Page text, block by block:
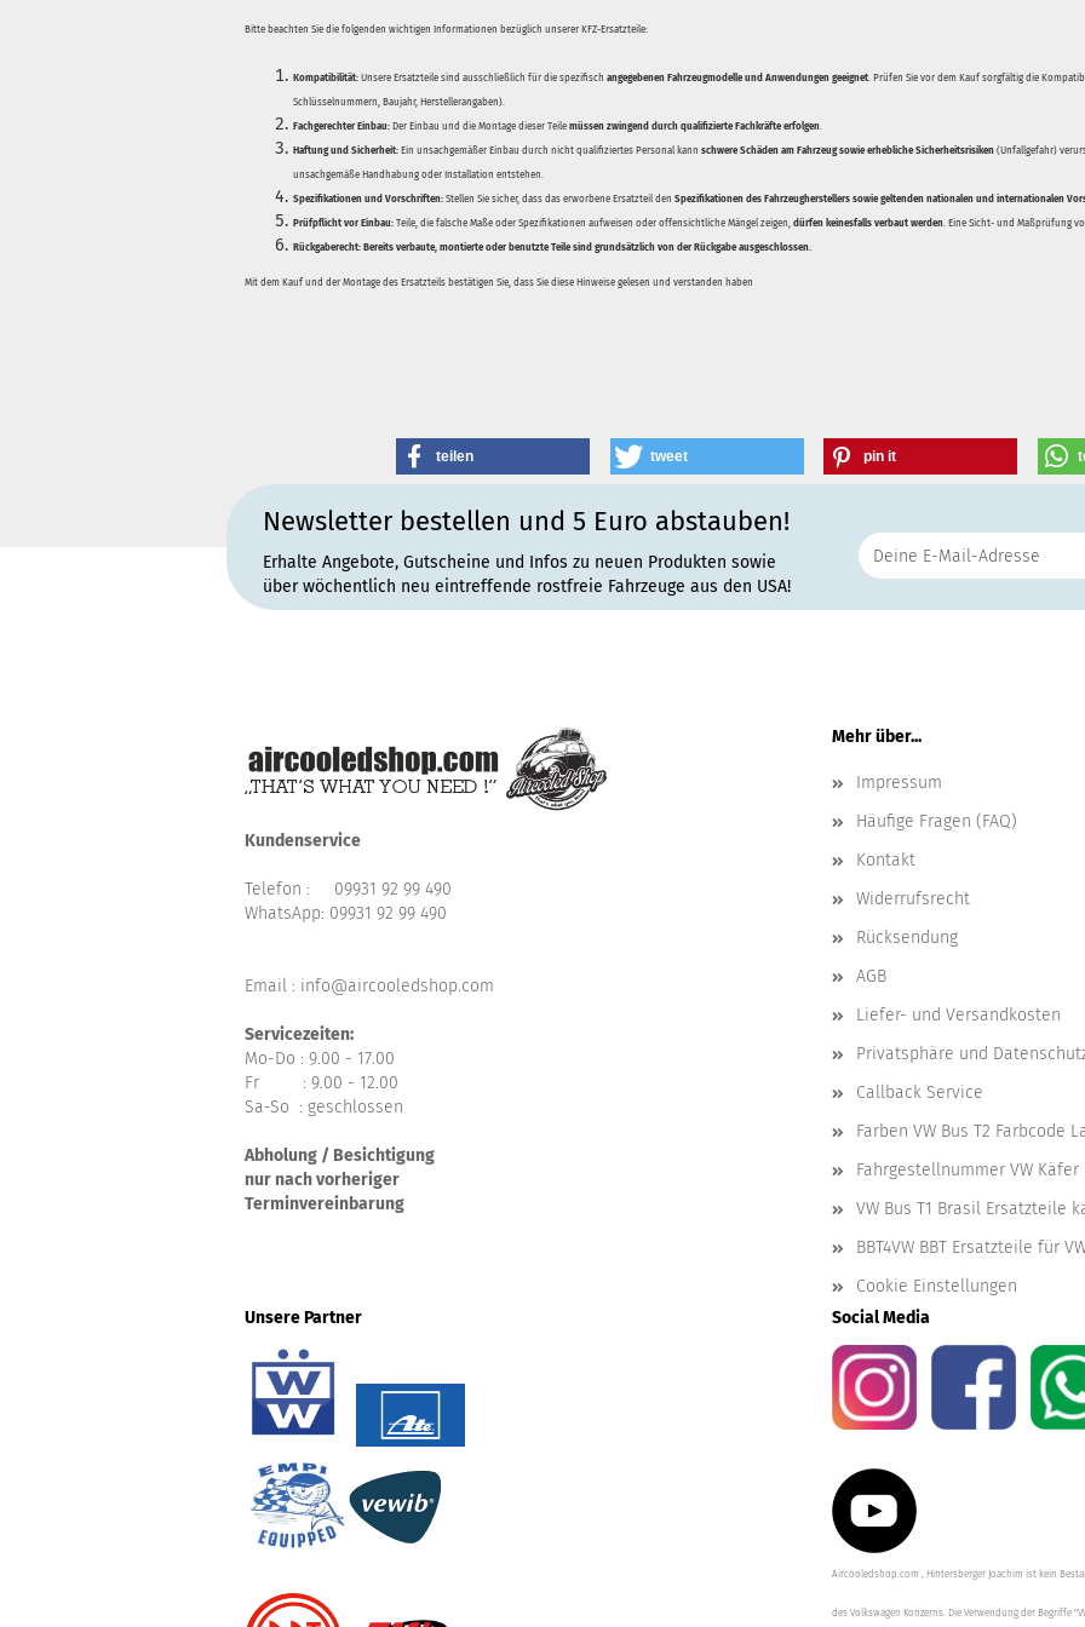
Bitte beachten Sie die folgenden wichtigen Informationen bezüglich unserer KFZ-Ersatzteile:
Kompatibilität: Unsere Ersatzteile sind ausschließlich für die spezifisch angegebenen Fahrzeugmodelle und Anwendungen geeignet. Prüfen Sie vor dem Kauf sorgfältig die
Schlüsselnummern, Baujahr, Herstellerangaben).
Fachgerechter Einbau: Der Einbau und die Montage dieser Teile müssen zwingend durch qualifizierte Fachkräfte erfolgen.
Haftung und Sicherheit: Ein unsachgemäßer Einbau durch nicht qualifiziertes Personal kann schwere Schäden am Fahrzeug sowie erhebliche Sicherheitsrisiken (Unfallgefahr)
unsachgemäße Handhabung oder Installation entstehen.
Spezifikationen und Vorschriften: Stellen Sie sicher, dass das erworbene Ersatzteil den Spezifikationen des Fahrzeugherstellers sowie geltenden nationalen und internationalen
Prüfpflicht vor Einbau: Teile, die falsche Maße oder Spezifikationen aufweisen oder offensichtliche Mängel zeigen, dürfen keinesfalls verbaut werden. Eine Sicht- und Maßprüfung
Rückgaberecht: Bereits verbaute, montierte oder benutzte Teile sind grundsätzlich von der Rückgabe ausgeschlossen.
Mit dem Kauf und der Montage des Ersatzteils bestätigen Sie, dass Sie diese Hinweise gelesen und verstanden haben
teilen tweet pin it
Newsletter bestellen und 5 Euro abstauben!
Erhalte Angebote, Gutscheine und Infos zu neuen Produkten sowie
über wöchentlich neu eintreffende rostfreie Fahrzeuge aus den USA!
Kundenservice
Telefon : 09931 92 99 490
WhatsApp: 09931 92 99 490
Email : info@aircooledshop.com
Servicezeiten:
Mo-Do : 9.00 - 17.00
Fr : 9.00 - 12.00
Sa-So : geschlossen
Abholung / Besichtigung
nur nach vorheriger
Terminvereinbarung
Mehr über...
Impressum
Häufige Fragen (FAQ)
Kontakt
Widerrufsrecht
Rücksendung
AGB
Liefer- und Versandkosten
Privatsphäre und
Callback Service
Farben VW Bus T2 Farbcode
Fahrgestellnummer VW Käfer
VW Bus T1 Brasil Ersatzteile
BBT4VW BBT Ersatzteile für
Cookie Einstellungen
Unsere Partner
Social Media
Aircooledshop.com , Hintersberger Joachim ist kein
des Volkswagen Konzerns. Die Verwendung der Begriffe